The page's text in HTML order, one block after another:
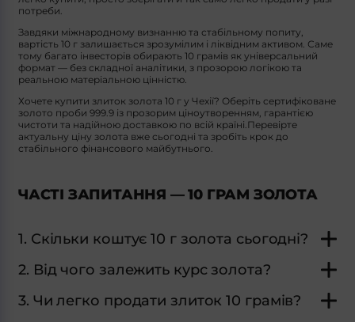
потреби.
Завдяки міжнародному визнанню та стабільному попиту,
вартість 10 г залишається зрозумілим і ліквідним активом. Саме
тому багато інвесторів обирають 10 грамів як універсальний
формат — без складної аналітики, з прозорою логікою та
реальною матеріальною цінністю.
Хочете купити злиток золота 10 г у Чехії? Оберіть сертифіковане
золото проби 999.9 із прозорим ціноутворенням, гарантією
чистоти та надійною доставкою по всій країні.Перевірте
актуальну ціну золота вже сьогодні та зробіть крок до
стабільного фінансового майбутнього.
ЧАСТІ ЗАПИТАННЯ — 10 ГРАМ ЗОЛОТА
1. Скільки коштує 10 г золота сьогодні?
2. Від чого залежить курс золота?
3. Чи легко продати злиток 10 грамів?